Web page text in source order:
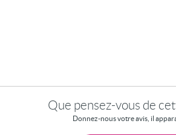
Que pensez-vous de
Donnez-nous votre avis, il